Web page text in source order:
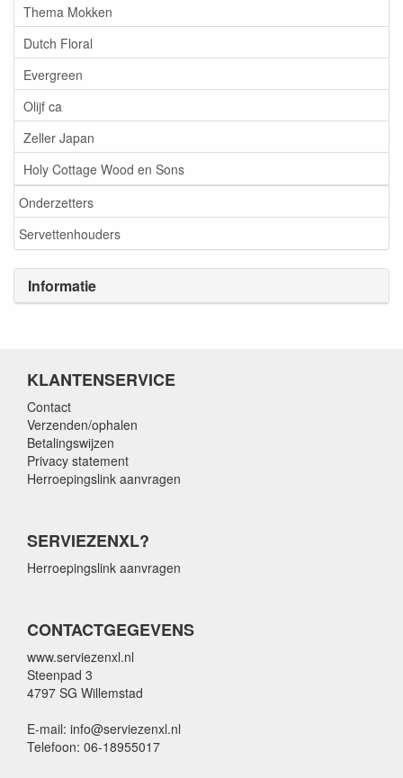
Thema Mokken
Dutch Floral
Evergreen
Olijf ca
Zeller Japan
Holy Cottage Wood en Sons
Onderzetters
Servettenhouders
Informatie
KLANTENSERVICE
Contact
Verzenden/ophalen
Betalingswijzen
Privacy statement
Herroepingslink aanvragen
SERVIEZENXL?
Herroepingslink aanvragen
CONTACTGEGEVENS
www.serviezenxl.nl
Steenpad 3
4797 SG Willemstad
E-mail: info@serviezenxl.nl
Telefoon: 06-18955017